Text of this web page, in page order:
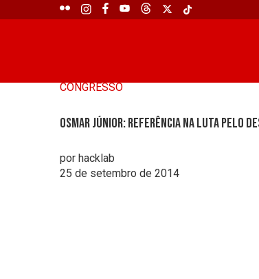
CONGRESSO
Osmar Júnior: Referência na luta pelo
por hacklab
25 de setembro de 2014